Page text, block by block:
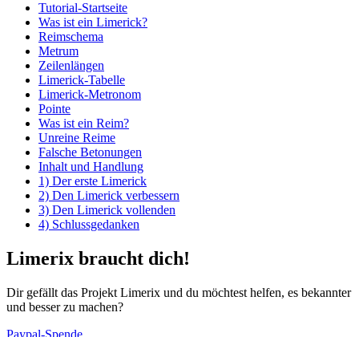
Tutorial-Startseite
Was ist ein Limerick?
Reimschema
Metrum
Zeilenlängen
Limerick-Tabelle
Limerick-Metronom
Pointe
Was ist ein Reim?
Unreine Reime
Falsche Betonungen
Inhalt und Handlung
1) Der erste Limerick
2) Den Limerick verbessern
3) Den Limerick vollenden
4) Schlussgedanken
Limerix braucht dich!
Dir gefällt das Projekt Limerix und du möchtest helfen, es bekannter
und besser zu machen?